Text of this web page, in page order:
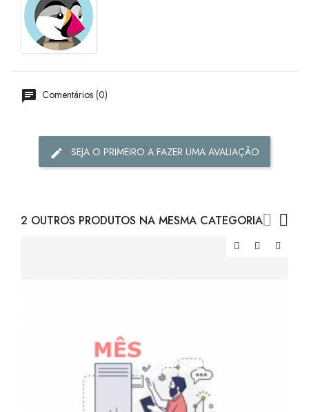
Comentários (0)
SEJA O PRIMEIRO A FAZER UMA AVALIAÇÃO
2 OUTROS PRODUTOS NA MESMA CATEGORIA